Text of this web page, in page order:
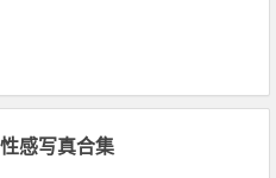
感写真合集